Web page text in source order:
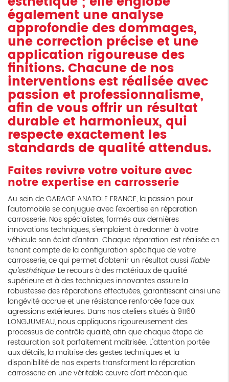
également une analyse
approfondie des dommages,
une correction précise et une
application rigoureuse des
finitions. Chacune de nos
interventions est réalisée avec
passion et professionnalisme,
afin de vous offrir un résultat
durable et harmonieux, qui
respecte exactement les
standards de qualité attendus.
Faites revivre votre voiture avec
notre expertise en carrosserie
Au sein de GARAGE ANATOLE FRANCE, la passion pour
l'automobile se conjugue avec l'expertise en réparation
carrosserie. Nos spécialistes, formés aux dernières
innovations techniques, s'emploient à redonner à votre
véhicule son éclat d'antan. Chaque réparation est réalisée en
tenant compte de la configuration spécifique de votre
carrosserie, ce qui permet d'obtenir un résultat aussi fiable
qu'esthétique. Le recours à des matériaux de qualité
supérieure et à des techniques innovantes assure la
robustesse des réparations effectuées, garantissant ainsi une
longévité accrue et une résistance renforcée face aux
agressions extérieures. Dans nos ateliers situés à 91160
LONGJUMEAU, nous appliquons rigoureusement des
processus de contrôle qualité, afin que chaque étape de
restauration soit parfaitement maîtrisée. L'attention portée
aux détails, la maîtrise des gestes techniques et la
disponibilité de nos experts transforment la réparation
carrosserie en une véritable œuvre d'art mécanique.